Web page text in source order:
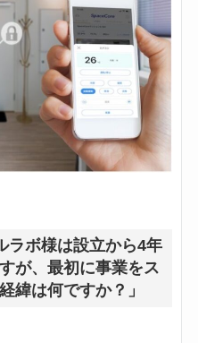
ラボ様は設立から4年
が、最初に事業をス
緯は何ですか？」